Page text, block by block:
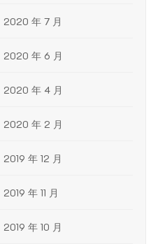
2020 年 7 月
2020 年 6 月
2020 年 4 月
2020 年 2 月
2019 年 12 月
2019 年 11 月
2019 年 10 月